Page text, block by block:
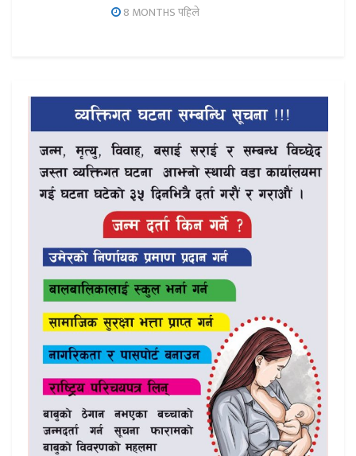
8 MONTHS पहिले